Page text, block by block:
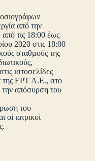
από την
τις 18:00 έως
2020 στις 18:00
σταθμούς της
ιστοσελίδες
της ΕΡΤ Α.Ε., στο
απόσυρση του
του
oi ιατρικοί